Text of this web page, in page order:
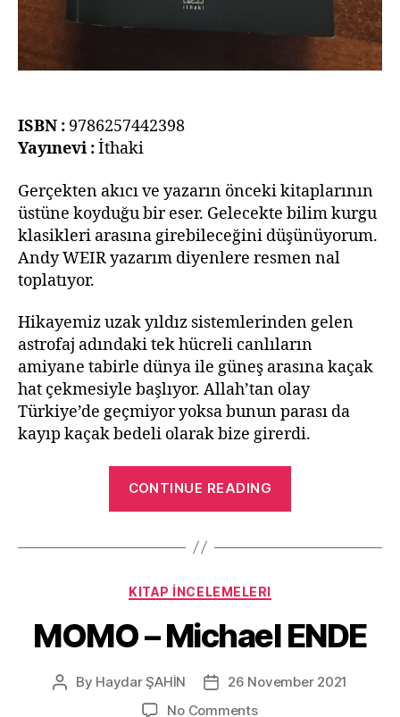
ISBN : 9786257442398
Yayınevi :İthaki
Gerçekten akıcı ve yazarın önceki kitaplarının
üstüne koyduğu bir eser. Gelecekte bilim kurgu
klasikleri arasına girebileceğini düşünüyorum.
Andy WEIR yazarım diyenlere resmen nal
toplatıyor.
Hikayemiz uzak yıldız sistemlerinden gelen
astrofaj adındaki tek hücreli canlıların
amiyane tabirle dünya ile güneş arasına kaçak
hat çekmesiyle başlıyor. Allah’tan olay
Türkiye’de geçmiyor yoksa bunun parası da
kayıp kaçak bedeli olarak bize girerdi.
CONTINUE READING
Andy
Categories
KITAP İNCELEMELERI
MOMO – Michael ENDE
Post
By Haydar ŞAHİN
Post26 November 2021
No Commentson